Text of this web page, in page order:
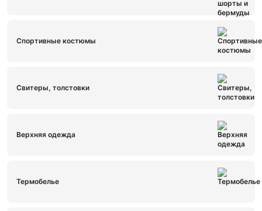
Спортивные костюмы
Свитеры, толстовки
Верхняя одежда
Термобелье